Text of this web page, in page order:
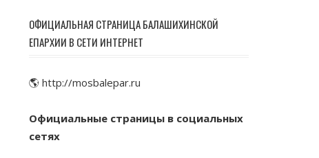
ОФИЦИАЛЬНАЯ СТРАНИЦА БАЛАШИХИНСКОЙ
ЕПАРХИИ В СЕТИ ИНТЕРНЕТ
🌎 http://mosbalepar.ru
Официальные страницы в социальных
сетях